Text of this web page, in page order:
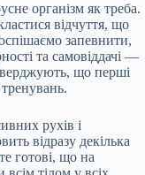
організм як треба.
відчуття, що
запевнити,
та самовіддачі —
що перші
рухів і
відразу декілька
готові, що на